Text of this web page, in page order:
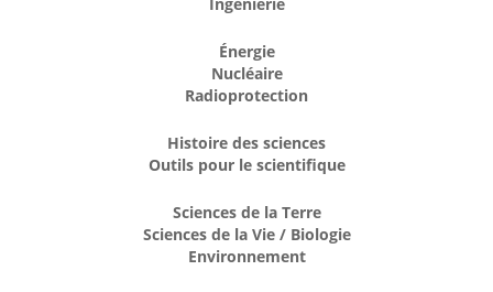
Énergie
Nucléaire
Radioprotection
Histoire des sciences
Outils pour le scientifique
Sciences de la Terre
Sciences de la Vie / Biologie
Environnement